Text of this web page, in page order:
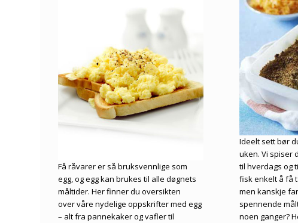
Få råvarer er så bruksvennlige som
egg, og egg kan brukes til alle døgnets
måltider. Her finner du oversikten
over våre nydelige oppskrifter med egg
– alt fra pannekaker og vafler til
Ideelt sett bør
uken. Vi spiser
til hverdags og
fisk enkelt å få
men kanskje
spennende
noen ganger?